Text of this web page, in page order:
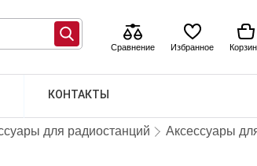
КОНТАКТЫ
Сравнение Избранное
для радиостанций
Аксессуары